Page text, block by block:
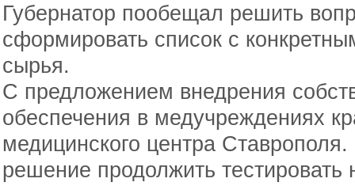
Губернатор пообещал решить
сформировать список с
сырья.
С предложением внедрения
обеспечения в медучреждениях
медицинского центра
решение продолжить тестировать